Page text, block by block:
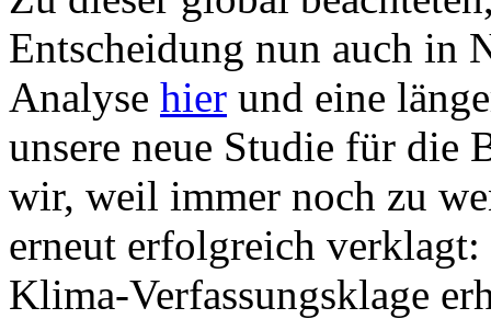
Entscheidung nun auch in
Analyse hier und eine
unsere neue Studie für die
wir, weil immer noch zu
erneut erfolgreich verklagt:
Klima-Verfassungsklage